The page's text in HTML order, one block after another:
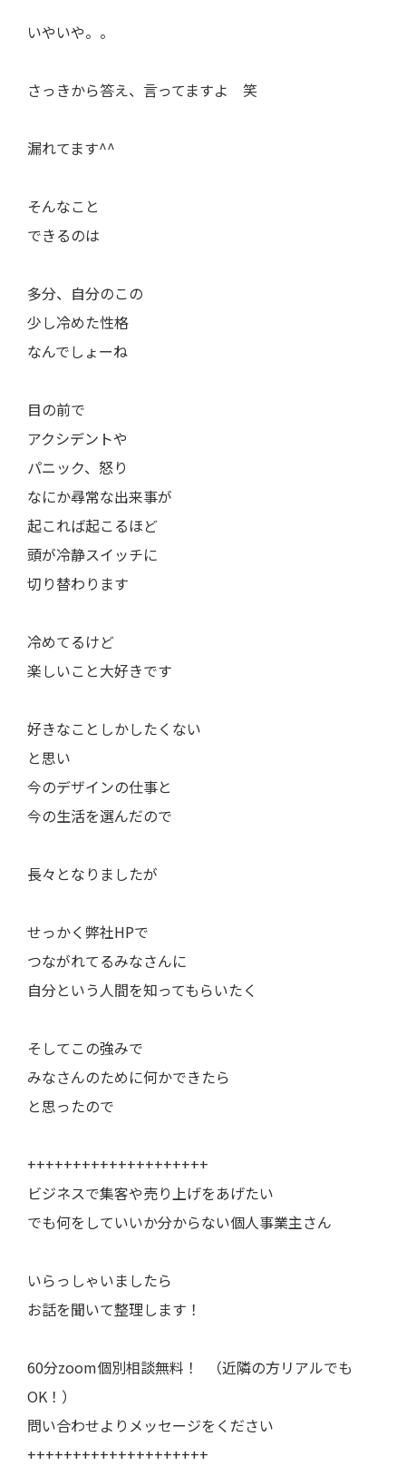
いやいや。。
さっきから答え、言ってますよ 笑
漏れてます^^
そんなこと
できるのは
多分、自分のこの
少し冷めた性格
なんでしょーね
目の前で
アクシデントや
パニック、怒り
なにか尋常な出来事が
起これば起こるほど
頭が冷静スイッチに
切り替わります
冷めてるけど
楽しいこと大好きです
好きなことしかしたくない
と思い
今のデザインの仕事と
今の生活を選んだので
長々となりましたが
せっかく弊社HPで
つながれてるみなさんに
自分という人間を知ってもらいたく
そしてこの強みで
みなさんのために何かできたら
と思ったので
++++++++++++++++++++
ビジネスで集客や売り上げをあげたい
でも何をしていいか分からない個人事業主さん
いらっしゃいましたら
お話を聞いて整理します！
60分zoom個別相談無料！ （近隣の方リアルでも
OK！）
問い合わせよりメッセージをください
++++++++++++++++++++